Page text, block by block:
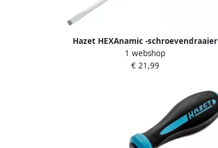
Hazet HEXAnamic -schroevendraaier
802-65 · Sleufprofiel · SW 1 2 x 6 5 mm
1 webshop
€ 21,99